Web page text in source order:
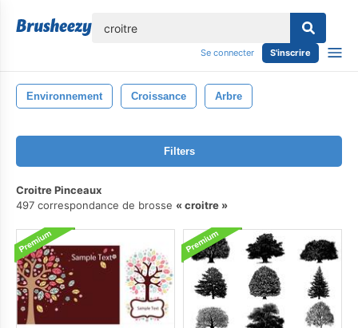
Se connecter S'inscrire
Environnement Croissance Arbre
Filters
Croitre Pinceaux
497 correspondance de brosse
croitre